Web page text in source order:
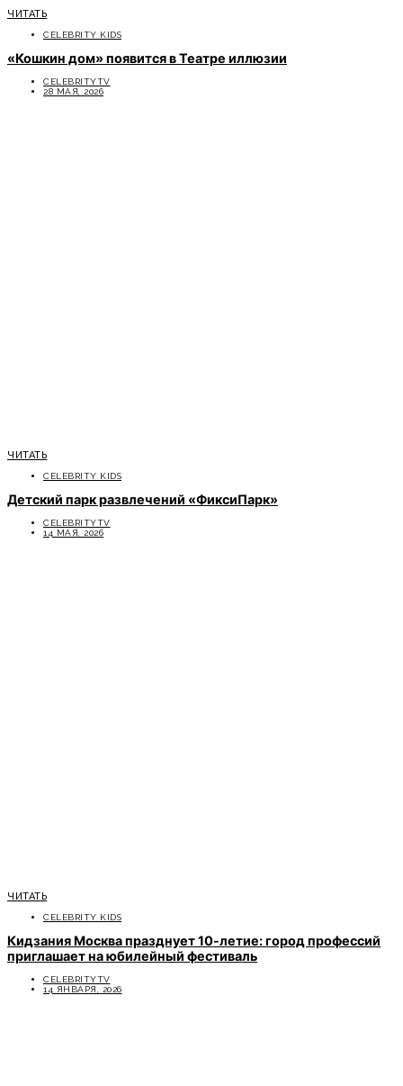
ЧИТАТЬ
CELEBRITY KIDS
«Кошкин дом» появится в Театре иллюзии
CELEBRITYTV
28 МАЯ, 2026
ЧИТАТЬ
CELEBRITY KIDS
Детский парк развлечений «ФиксиПарк»
CELEBRITYTV
14 МАЯ, 2026
ЧИТАТЬ
CELEBRITY KIDS
Кидзания Москва празднует 10-летие: город профессий
приглашает на юбилейный фестиваль
CELEBRITYTV
14 ЯНВАРЯ, 2026